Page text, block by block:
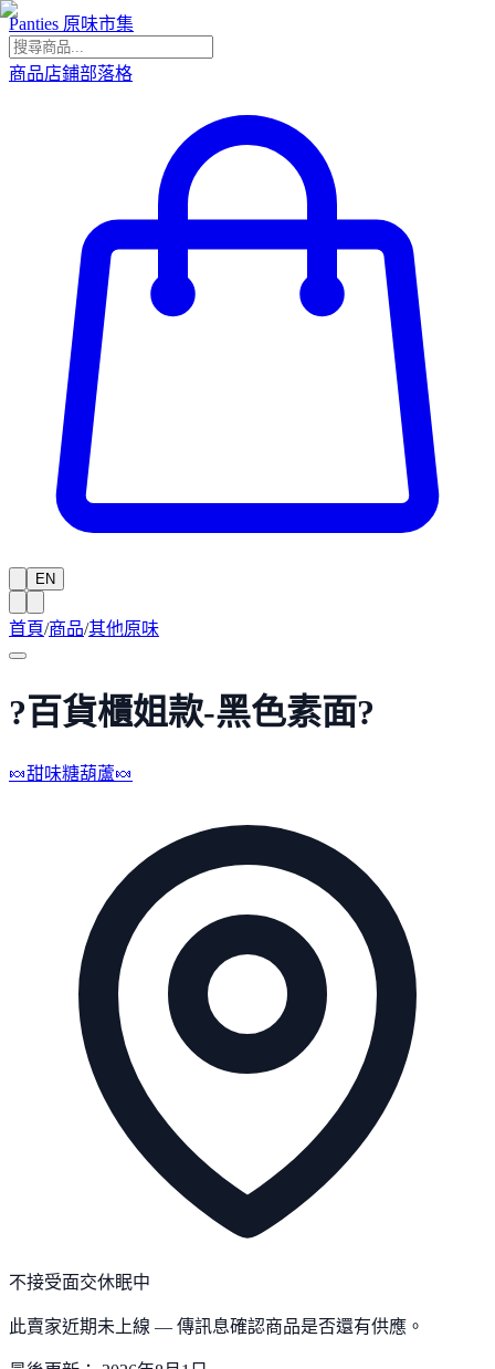
Panties 原味市集
商品店鋪部落格
EN
首頁/商品/其他原味
?百貨櫃姐款-黑色素面?
🍬甜味糖葫蘆🍬
不接受面交休眠中
此賣家近期未上線 — 傳訊息確認商品是否還有供應。